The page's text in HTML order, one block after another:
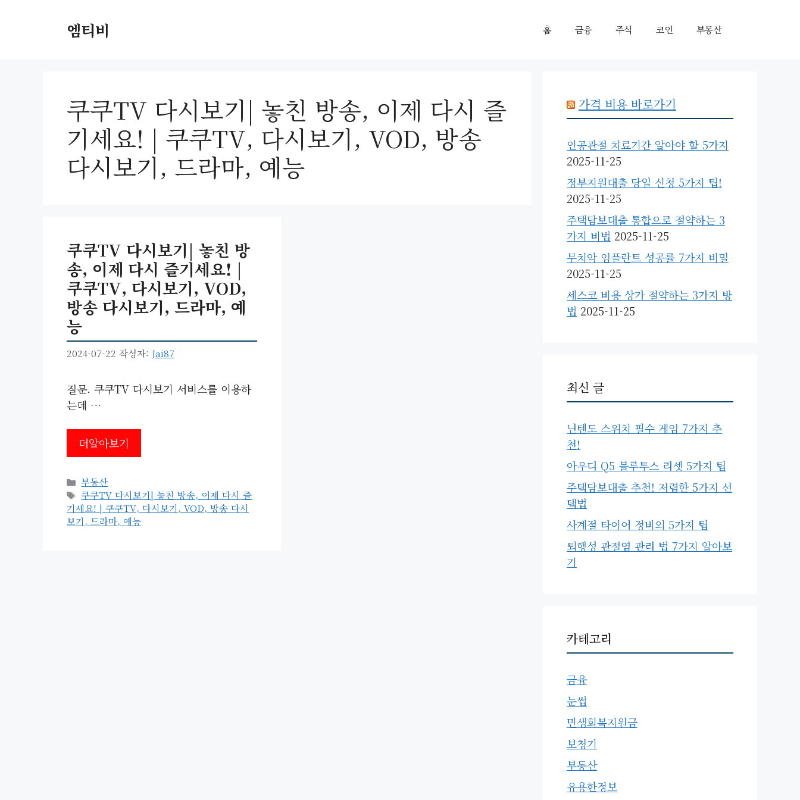
엠티비 홈 금융 주식 코인 부동산
쿠쿠TV 다시보기| 놓친 방송, 이제 다시 즐
기세요! | 쿠쿠TV, 다시보기, VOD, 방송
다시보기, 드라마, 예능
쿠쿠TV 다시보기| 놓친 방
송, 이제 다시 즐기세요! |
쿠쿠TV, 다시보기, VOD,
방송 다시보기, 드라마, 예
능
2024-07-22 작성자: Jai87
질문. 쿠쿠TV 다시보기 서비스를 이용하
는데 …
더알아보기
카
테
고
리
부동산
태
그
쿠쿠TV 다시보기| 놓친 방송, 이제 다시 즐
기세요! | 쿠쿠TV, 다시보기, VOD, 방송 다시
보기, 드라마, 예능
가격 비용 바로가기
인공관절 치료기간 알아야 할 5가지
2025-11-25
정부지원대출 당일 신청 5가지 팁!
2025-11-25
주택담보대출 통합으로 절약하는 3
가지 비법 2025-11-25
무치악 임플란트 성공률 7가지 비밀
2025-11-25
세스코 비용 상가 절약하는 3가지 방
법 2025-11-25
최신 글
닌텐도 스위치 필수 게임 7가지 추
천!
아우디 Q5 블루투스 리셋 5가지 팁
주택담보대출 추천! 저렴한 5가지 선
택법
사계절 타이어 정비의 5가지 팁
퇴행성 관절염 관리 법 7가지 알아보
기
카테고리
금융
눈썹
민생회복지원금
보청기
부동산
유용한정보